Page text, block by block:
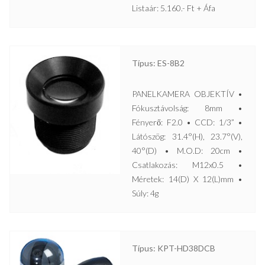
Listaár: 5.160.- Ft + Áfa
Típus: ES-8B2
PANELKAMERA OBJEKTÍV •
Fókusztávolság: 8mm •
Fényerő: F2.0 • CCD: 1/3” •
Látószög: 31.4°(H), 23.7°(V),
40°(D) • M.O.D: 20cm •
Csatlakozás: M12x0.5 •
Méretek: 14(D) X 12(L)mm •
Súly: 4g
Típus: KPT-HD38DCB